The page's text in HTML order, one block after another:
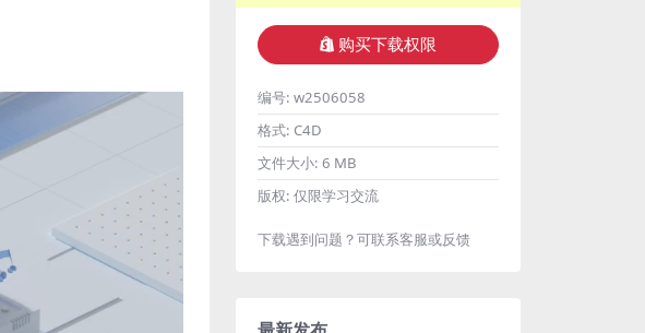
购买下载权限
编号: w2506058
格式: C4D
文件大小: 6 MB
版权: 仅限学习交流
下载遇到问题？可联系客服或反馈